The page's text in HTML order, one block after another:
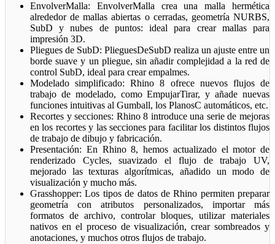
EnvolverMalla: EnvolverMalla crea una malla hermética
alrededor de mallas abiertas o cerradas, geometría NURBS,
SubD y nubes de puntos: ideal para crear mallas para
impresión 3D.
Pliegues de SubD: PlieguesDeSubD realiza un ajuste entre un
borde suave y un pliegue, sin añadir complejidad a la red de
control SubD, ideal para crear empalmes.
Modelado simplificado: Rhino 8 ofrece nuevos flujos de
trabajo de modelado, como EmpujarTirar, y añade nuevas
funciones intuitivas al Gumball, los PlanosC automáticos, etc.
Recortes y secciones: Rhino 8 introduce una serie de mejoras
en los recortes y las secciones para facilitar los distintos flujos
de trabajo de dibujo y fabricación.
Presentación: En Rhino 8, hemos actualizado el motor de
renderizado Cycles, suavizado el flujo de trabajo UV,
mejorado las texturas algorítmicas, añadido un modo de
visualización y mucho más.
Grasshopper: Los tipos de datos de Rhino permiten preparar
geometría con atributos personalizados, importar más
formatos de archivo, controlar bloques, utilizar materiales
nativos en el proceso de visualización, crear sombreados y
anotaciones, y muchos otros flujos de trabajo.